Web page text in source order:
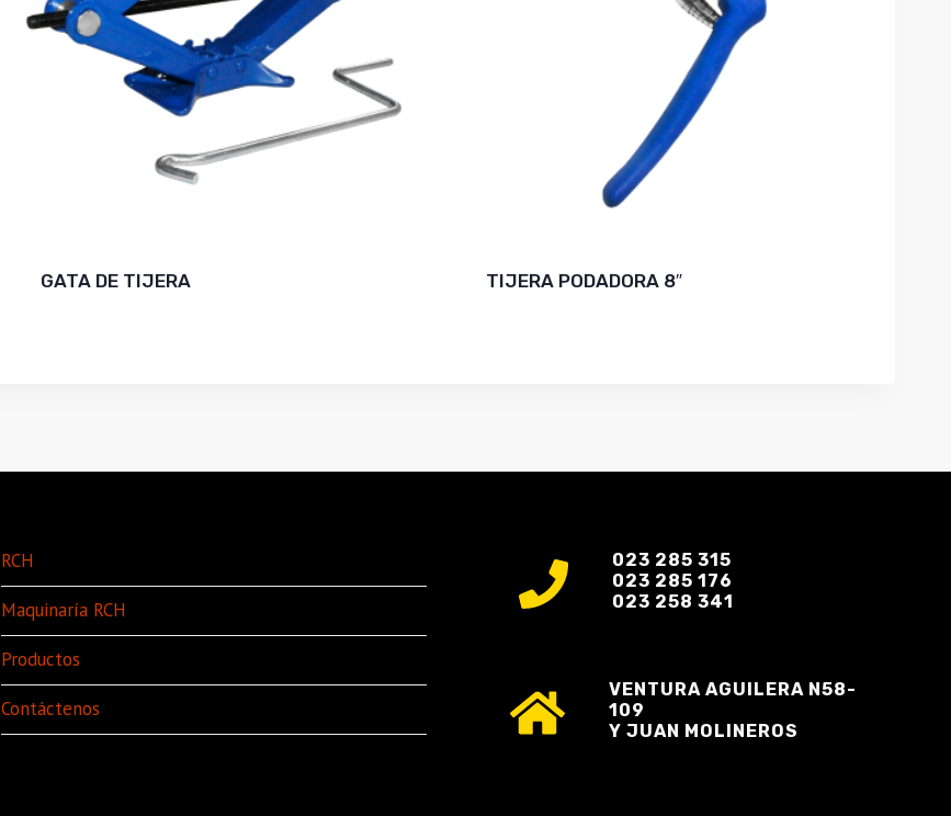
GATA DE TIJERA TIJERA PODADORA 8″
RCH
Maquinaría RCH
Productos
Contáctenos
023 285 315
023 285 176
023 258 341
VENTURA AGUILERA N58-
109
Y JUAN MOLINEROS